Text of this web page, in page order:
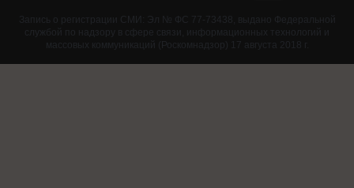
Запись о регистрации СМИ: Эл № ФС 77-73438, выдано Федеральной
службой по надзору в сфере связи, информационных технологий и
массовых коммуникаций (Роскомнадзор) 17 августа 2018 г.